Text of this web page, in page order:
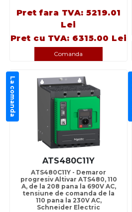
Pret fara TVA: 5219.01
Lei
Pret cu TVA: 6315.00 Lei
Comanda
La comanda
ATS480C11Y
ATS480C11Y - Demaror
progresiv Altivar ATS480, 110
A, de la 208 pana la 690V AC,
tensiune de comanda de la
110 pana la 230V AC,
Schneider Electric